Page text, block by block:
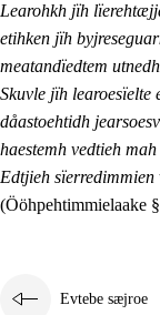
Learohkh jïh
etihken jïh
meatandïedtem
Skuvle jïh
dåastoehtidh
haestemh vedtieh
Edtjieh sïerredimmien
(Ööhpehtimmielaake
Evtebe sæjroe